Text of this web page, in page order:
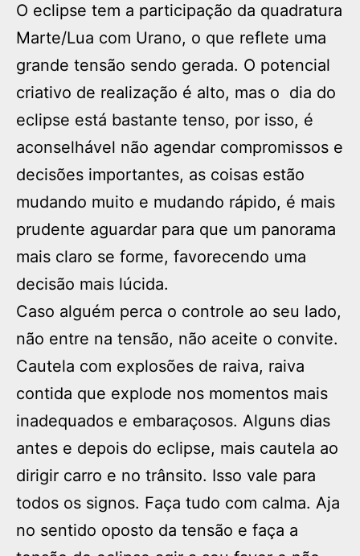
O eclipse tem a participação da quadratura
Marte/Lua com Urano, o que reflete uma
grande tensão sendo gerada. O potencial
criativo de realização é alto, mas o dia do
eclipse está bastante tenso, por isso, é
aconselhável não agendar compromissos e
decisões importantes, as coisas estão
mudando muito e mudando rápido, é mais
prudente aguardar para que um panorama
mais claro se forme, favorecendo uma
decisão mais lúcida.
Caso alguém perca o controle ao seu lado,
não entre na tensão, não aceite o convite.
Cautela com explosões de raiva, raiva
contida que explode nos momentos mais
inadequados e embaraçosos. Alguns dias
antes e depois do eclipse, mais cautela ao
dirigir carro e no trânsito. Isso vale para
todos os signos. Faça tudo com calma. Aja
no sentido oposto da tensão e faça a